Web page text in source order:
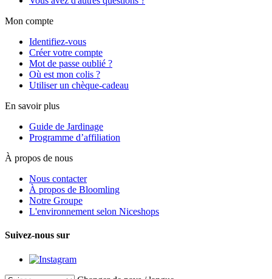
Mon compte
Identifiez-vous
Créer votre compte
Mot de passe oublié ?
Où est mon colis ?
Utiliser un chèque-cadeau
En savoir plus
Guide de Jardinage
Programme d’affiliation
À propos de nous
Nous contacter
À propos de Bloomling
Notre Groupe
L'environnement selon Niceshops
Suivez-nous sur